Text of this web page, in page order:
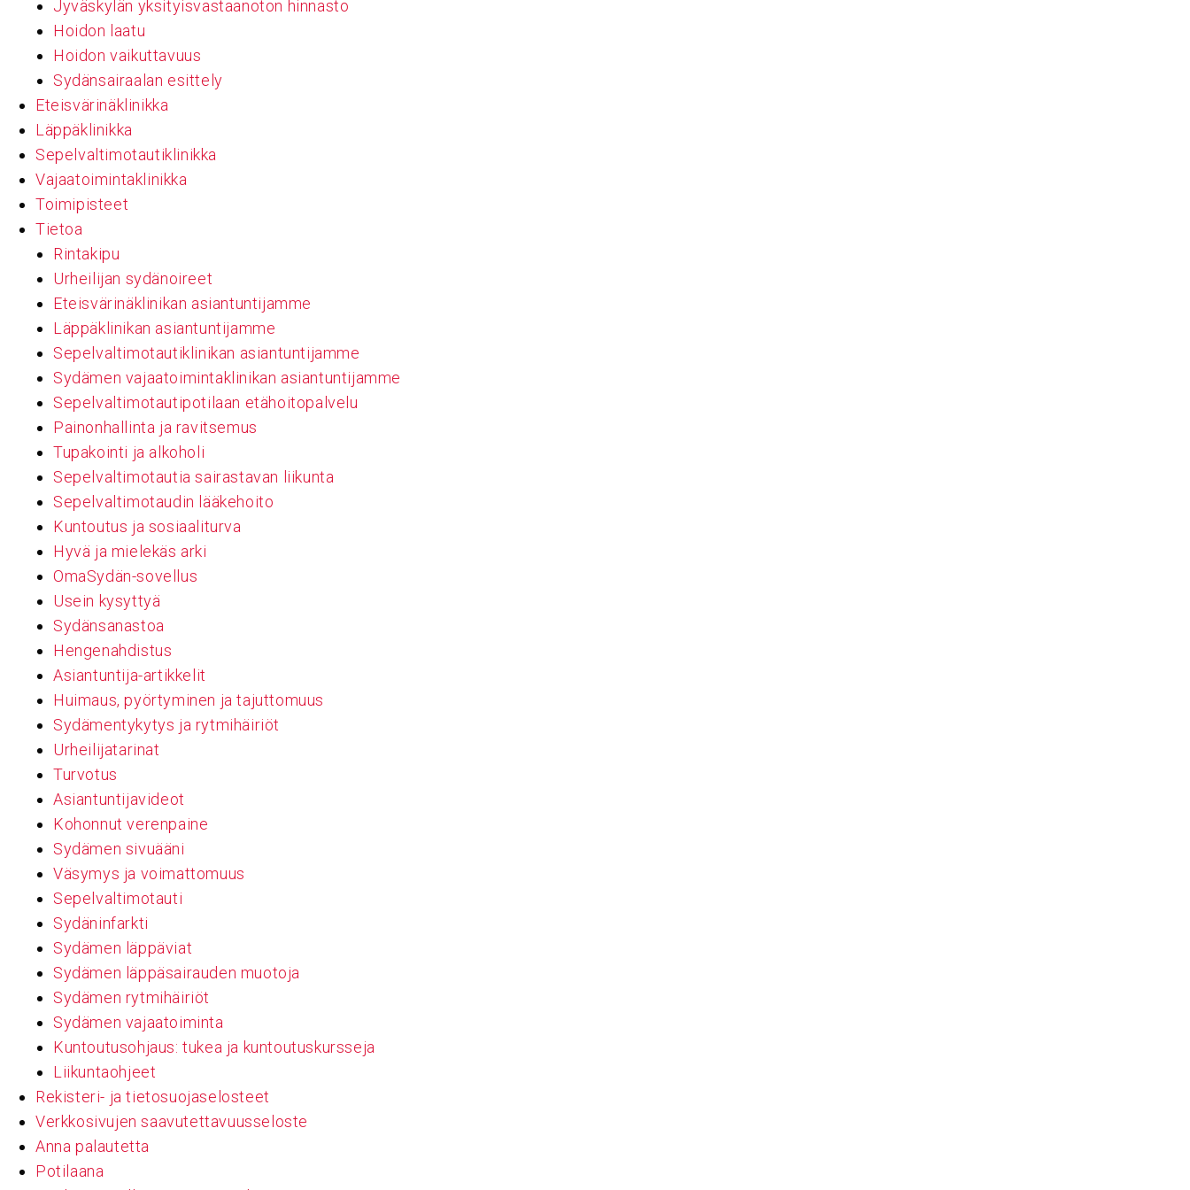
Jyväskylän yksityisvastaanoton hinnasto
Hoidon laatu
Hoidon vaikuttavuus
Sydänsairaalan esittely
Eteisvärinäklinikka
Läppäklinikka
Sepelvaltimotautiklinikka
Vajaatoimintaklinikka
Toimipisteet
Tietoa
Rintakipu
Urheilijan sydänoireet
Eteisvärinäklinikan asiantuntijamme
Läppäklinikan asiantuntijamme
Sepelvaltimotautiklinikan asiantuntijamme
Sydämen vajaatoimintaklinikan asiantuntijamme
Sepelvaltimotautipotilaan etähoitopalvelu
Painonhallinta ja ravitsemus
Tupakointi ja alkoholi
Sepelvaltimotautia sairastavan liikunta
Sepelvaltimotaudin lääkehoito
Kuntoutus ja sosiaaliturva
Hyvä ja mielekäs arki
OmaSydän-sovellus
Usein kysyttyä
Sydänsanastoa
Hengenahdistus
Asiantuntija-artikkelit
Huimaus, pyörtyminen ja tajuttomuus
Sydämentykytys ja rytmihäiriöt
Urheilijatarinat
Turvotus
Asiantuntijavideot
Kohonnut verenpaine
Sydämen sivuääni
Väsymys ja voimattomuus
Sepelvaltimotauti
Sydäninfarkti
Sydämen läppäviat
Sydämen läppäsairauden muotoja
Sydämen rytmihäiriöt
Sydämen vajaatoiminta
Kuntoutusohjaus: tukea ja kuntoutuskursseja
Liikuntaohjeet
Rekisteri- ja tietosuojaselosteet
Verkkosivujen saavutettavuusseloste
Anna palautetta
Potilaana